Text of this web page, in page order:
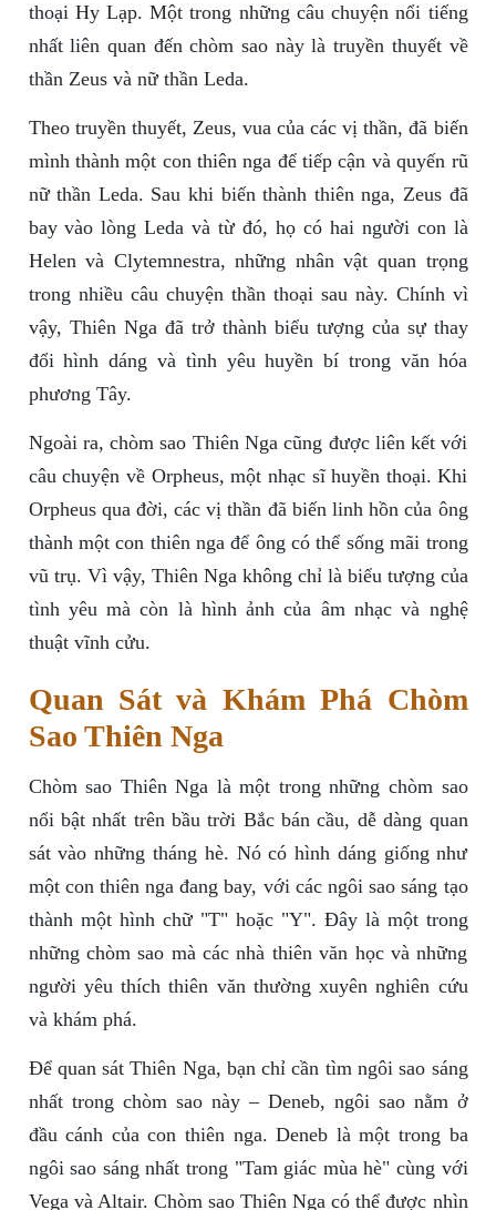
thoại Hy Lạp. Một trong những câu chuyện nổi tiếng
nhất liên quan đến chòm sao này là truyền thuyết về
thần Zeus và nữ thần Leda.
Theo truyền thuyết, Zeus, vua của các vị thần, đã biến
mình thành một con thiên nga để tiếp cận và quyến rũ
nữ thần Leda. Sau khi biến thành thiên nga, Zeus đã
bay vào lòng Leda và từ đó, họ có hai người con là
Helen và Clytemnestra, những nhân vật quan trọng
trong nhiều câu chuyện thần thoại sau này. Chính vì
vậy, Thiên Nga đã trở thành biểu tượng của sự thay
đổi hình dáng và tình yêu huyền bí trong văn hóa
phương Tây.
Ngoài ra, chòm sao Thiên Nga cũng được liên kết với
câu chuyện về Orpheus, một nhạc sĩ huyền thoại. Khi
Orpheus qua đời, các vị thần đã biến linh hồn của ông
thành một con thiên nga để ông có thể sống mãi trong
vũ trụ. Vì vậy, Thiên Nga không chỉ là biểu tượng của
tình yêu mà còn là hình ảnh của âm nhạc và nghệ
thuật vĩnh cửu.
Quan Sát và Khám Phá Chòm
Sao Thiên Nga
Chòm sao Thiên Nga là một trong những chòm sao
nổi bật nhất trên bầu trời Bắc bán cầu, dễ dàng quan
sát vào những tháng hè. Nó có hình dáng giống như
một con thiên nga đang bay, với các ngôi sao sáng tạo
thành một hình chữ "T" hoặc "Y". Đây là một trong
những chòm sao mà các nhà thiên văn học và những
người yêu thích thiên văn thường xuyên nghiên cứu
và khám phá.
Để quan sát Thiên Nga, bạn chỉ cần tìm ngôi sao sáng
nhất trong chòm sao này – Deneb, ngôi sao nằm ở
đầu cánh của con thiên nga. Deneb là một trong ba
ngôi sao sáng nhất trong "Tam giác mùa hè" cùng với
Vega và Altair. Chòm sao Thiên Nga có thể được nhìn